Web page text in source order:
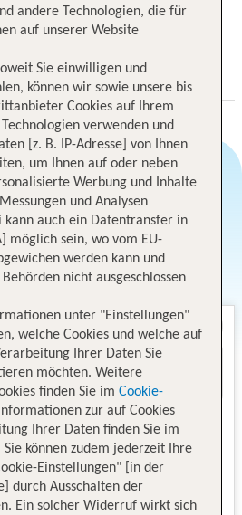
Paris
24/7 TUI Service
andere Technologien, die für
auf unserer Website
Sie einwilligen und
können wir sowie unsere bis
Cookies auf Ihrem
verwenden und
[z. B. IP-Adresse] von Ihnen
um Ihnen auf oder neben
Werbung und Inhalte
und Analysen
kann auch ein Datentransfer in
möglich sein, wo vom EU-
werden kann und
nicht ausgeschlossen
unter "Einstellungen"
welche Cookies und welche auf
Ihrer Daten Sie
möchten. Weitere
finden Sie im Cookie-
zur auf Cookies
Ihrer Daten finden Sie im
Sie können zudem jederzeit Ihre
Einstellungen" [in der
durch Ausschalten der
Ein solcher Widerruf wirkt sich